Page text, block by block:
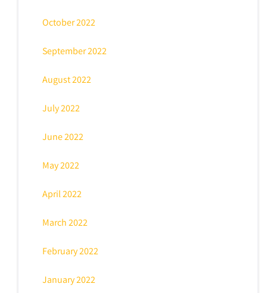
October 2022
September 2022
August 2022
July 2022
June 2022
May 2022
April 2022
March 2022
February 2022
January 2022